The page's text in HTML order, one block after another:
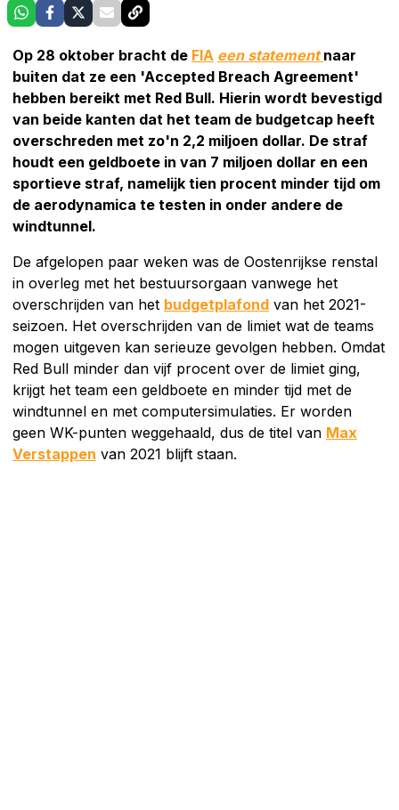
Op 28 oktober bracht de FIA een statementnaar
buiten dat ze een 'Accepted Breach Agreement'
hebben bereikt met Red Bull. Hierin wordt bevestigd
van beide kanten dat het team de budgetcap heeft
overschreden met zo'n 2,2 miljoen dollar. De straf
houdt een geldboete in van 7 miljoen dollar en een
sportieve straf, namelijk tien procent minder tijd om
de aerodynamica te testen in onder andere de
windtunnel.
De afgelopen paar weken was de Oostenrijkse renstal
in overleg met het bestuursorgaan vanwege het
overschrijden van het budgetplafond van het 2021-
seizoen. Het overschrijden van de limiet wat de teams
mogen uitgeven kan serieuze gevolgen hebben. Omdat
Red Bull minder dan vijf procent over de limiet ging,
krijgt het team een geldboete en minder tijd met de
windtunnel en met computersimulaties. Er worden
geen WK-punten weggehaald, dus de titel van Max
Verstappen van 2021 blijft staan.